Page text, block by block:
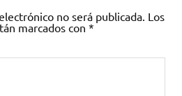
no será publicada. Los
marcados con *